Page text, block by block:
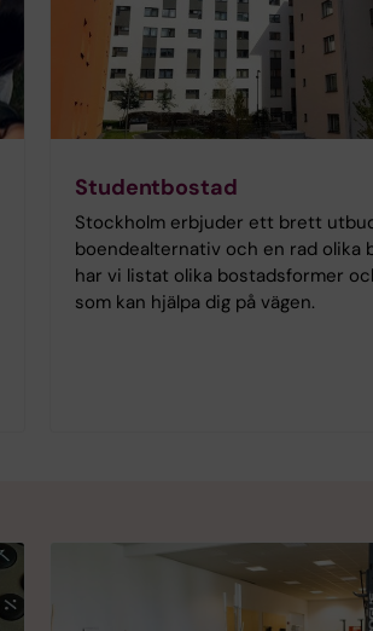
Studentbostad
Stockholm erbjuder ett brett
boendealternativ och en rad olika
har vi listat olika bostadsformer
som kan hjälpa dig på vägen.